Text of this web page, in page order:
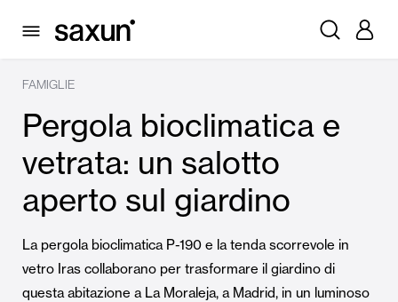
FAMIGLIE
Pergola bioclimatica e
vetrata: un salotto
aperto sul giardino
La pergola bioclimatica P-190 e la tenda scorrevole in
vetro Iras collaborano per trasformare il giardino di
questa abitazione a La Moraleja, a Madrid, in un luminoso